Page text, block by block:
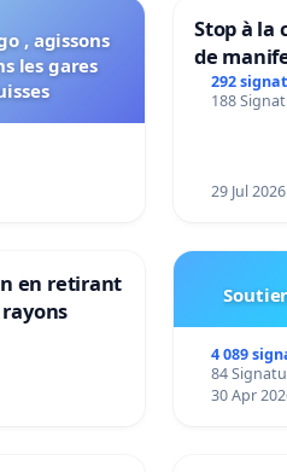
, agissons
les gares
Stop à la
de
292
188
29 Jul 2026
en retirant
4 089
84
30 Apr